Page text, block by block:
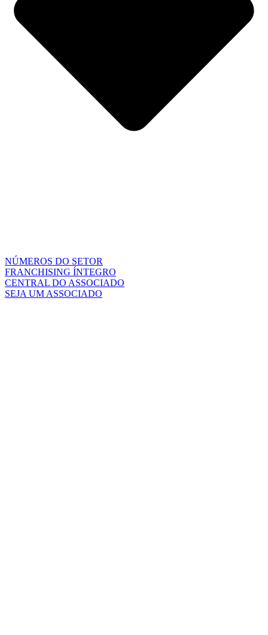
NÚMEROS DO SETOR
FRANCHISING ÍNTEGRO
CENTRAL DO ASSOCIADO
SEJA UM ASSOCIADO